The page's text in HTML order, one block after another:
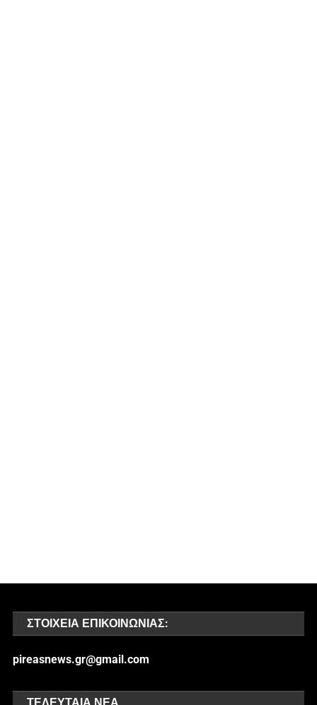
ΣΤΟΙΧΕΊΑ ΕΠΙΚΟΙΝΩΝΊΑΣ:
pireasnews.gr@gmail.com
ΤΕΛΕΥΤΑΊΑ ΝΈΑ